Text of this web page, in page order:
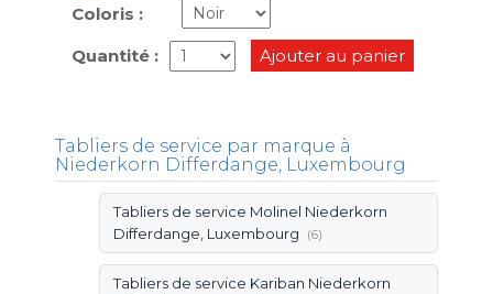
Coloris :
Quantité : Ajouter au panier
Tabliers de service par marque à
Niederkorn Differdange, Luxembourg
Tabliers de service Molinel Niederkorn
Differdange, Luxembourg
(6)
Tabliers de service Kariban Niederkorn